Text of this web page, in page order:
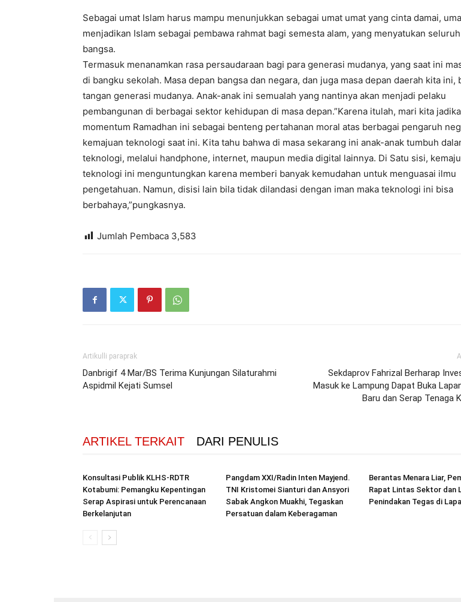
Sebagai umat Islam harus mampu menunjukkan sebagai umat umat yang cinta damai,
menjadikan Islam sebagai pembawa rahmat bagi semesta alam, yang menyatukan
bangsa.
Termasuk menanamkan rasa persaudaraan bagi para generasi mudanya, yang saat ini
di bangku sekolah. Masa depan bangsa dan negara, dan juga masa depan daerah kita ini,
tangan generasi mudanya. Anak-anak ini semualah yang nantinya akan menjadi pelaku
pembangunan di berbagai sektor kehidupan di masa depan.”Karena itulah, mari kita
momentum Ramadhan ini sebagai benteng pertahanan moral atas berbagai pengaruh
kemajuan teknologi saat ini. Kita tahu bahwa di masa sekarang ini anak-anak tumbuh
teknologi, melalui handphone, internet, maupun media digital lainnya. Di Satu sisi,
teknologi ini menguntungkan karena memberi banyak kemudahan untuk menguasai ilmu
pengetahuan. Namun, disisi lain bila tidak dilandasi dengan iman maka teknologi ini bisa
berbahaya,”pungkasnya.
Jumlah Pembaca 3,583
Artikulli paraprak
Danbrigif 4 Mar/BS Terima Kunjungan Silaturahmi
Aspidmil Kejati Sumsel
Sekdaprov Fahrizal Berharap
Masuk ke Lampung Dapat Buka
Baru dan Serap Tenaga
ARTIKEL TERKAIT DARI PENULIS
Konsultasi Publik KLHS-RDTR
Kotabumi: Pemangku Kepentingan
Serap Aspirasi untuk Perencanaan
Berkelanjutan
Pangdam XXI/Radin Inten Mayjend.
TNI Kristomei Sianturi dan Ansyori
Sabak Angkon Muakhi, Tegaskan
Persatuan dalam Keberagaman
Berantas Menara Liar,
Rapat Lintas Sektor dan
Penindakan Tegas di